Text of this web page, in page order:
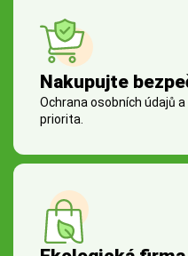
Nakupujte
Ochrana osobních údajů
priorita.